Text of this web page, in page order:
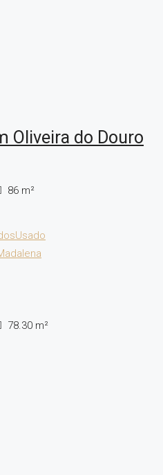
Oliveira do Douro
86 m²
Usado
78.30 m²